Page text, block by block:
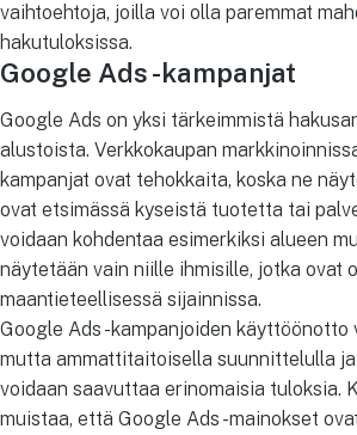
vaihtoehtoja, joilla voi olla paremmat
hakutuloksissa.
Google Ads -kampanjat
Google Ads on yksi tärkeimmistä
alustoista. Verkkokaupan
kampanjat ovat tehokkaita, koska ne
ovat etsimässä kyseistä tuotetta tai
voidaan kohdentaa esimerkiksi alueen
näytetään vain niille ihmisille, jotka ovat
maantieteellisessä sijainnissa.
Google Ads -kampanjoiden käyttöönotto
mutta ammattitaitoisella suunnittelulla
voidaan saavuttaa erinomaisia tuloksia.
muistaa, että Google Ads -mainokset